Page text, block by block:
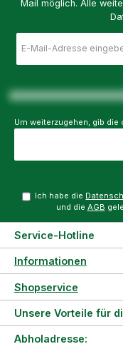
Mail möglich. Alle
Mail-
Um weiterzugehen, gib
Ich habe die
und die AGB
Service-Hotline
Informationen
Shopservice
Unsere Vorteile für
Abholadresse: